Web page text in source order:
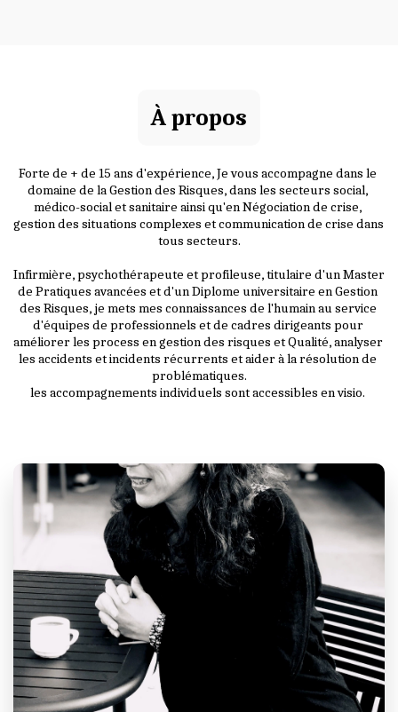
À propos
Forte de + de 15 ans d'expérience, Je vous accompagne dans le
domaine de la Gestion des Risques, dans les secteurs social,
médico-social et sanitaire ainsi qu'en Négociation de crise,
gestion des situations complexes et communication de crise dans
tous secteurs.
Infirmière, psychothérapeute et profileuse, titulaire d'un Master
de Pratiques avancées et d'un Diplome universitaire en Gestion
des Risques, je mets mes connaissances de l'humain au service
d'équipes de professionnels et de cadres dirigeants pour
améliorer les process en gestion des risques et Qualité, analyser
les accidents et incidents récurrents et aider à la résolution de
problématiques.
les accompagnements individuels ​sont accessibles en visio.